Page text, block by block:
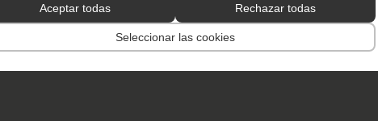
Aceptar todas Rechazar todas
Seleccionar las cookies